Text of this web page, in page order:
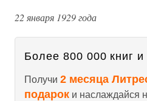
22 января 1929 года
Более 800 000 книг и
Получи 2 месяца
подарок и наслаждайся